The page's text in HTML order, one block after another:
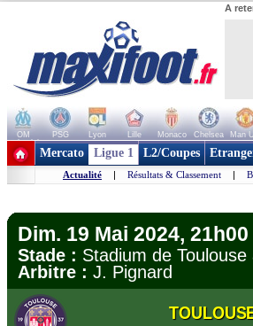
A
OM PSG Lyon Lille Monaco Chelsea Man
+ de clubs
Mercato Ligue 1 L2/Coupes
Actualité | Résultats & Classement |
Dim. 19 Mai 2024,
Stade : Stadium de
Arbitre : J. Pignard